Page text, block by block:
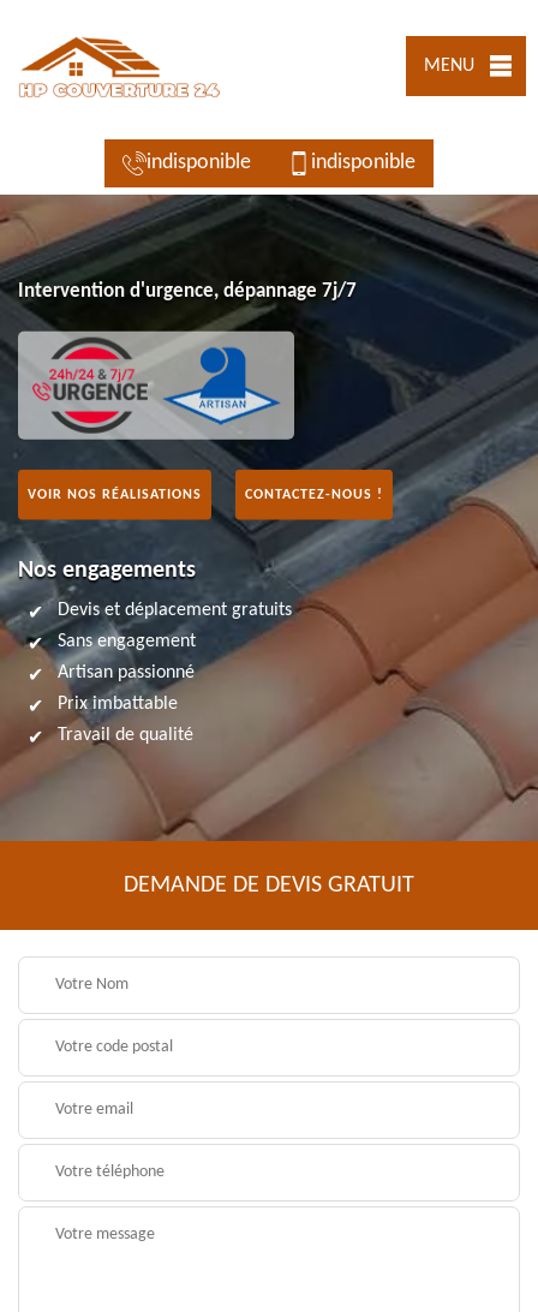
MENU
indisponible indisponible
Intervention d'urgence, dépannage 7j/7
VOIR NOS RÉALISATIONS CONTACTEZ-NOUS !
Nos engagements
Devis et déplacement gratuits
Sans engagement
Artisan passionné
Prix imbattable
Travail de qualité
DEMANDE DE DEVIS GRATUIT